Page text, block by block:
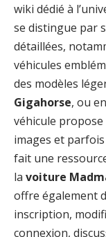
wiki dédié à
se distingue par
détaillées,
véhicules
des modèles
Gigahorse, ou
véhicule
images et
fait une
la voiture
offre également
inscription,
connexion,